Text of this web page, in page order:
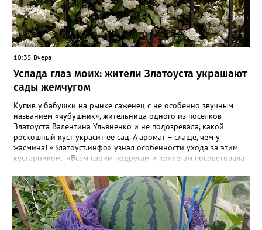
10:35 Вчера
Услада глаз моих: жители Златоуста украшают
сады жемчугом
Купив у бабушки на рынке саженец с не особенно звучным
названием «чубушник», жительница одного из посёлков
Златоуста Валентина Ульяненко и не подозревала, какой
роскошный куст украсит её сад. А аромат – слаще, чем у
жасмина! «Златоуст.инфо» узнал особенности ухода за этим
кустарником. «Всем своим подругам и коллегам посоветовала
городе всё больше, - рассказала нашему порталу Валентина. – У
меня растёт, на мой взгляд, самый красивый сорт – «Жемчуг».
Моему кусту (на фото) четыре года, достаточно компактный.
Махровые цветки - диаметром шесть сантиметров. Цветёт в
июле не менее трёх недель. Oчень ароматный, что редко